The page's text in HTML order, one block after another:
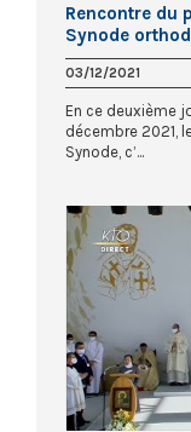
Rencontre du
Synode
03/12/2021
En ce deuxième
décembre 2021,
Synode, c’...